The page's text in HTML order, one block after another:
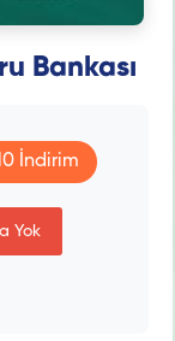
Bankası
İndirim
Yok